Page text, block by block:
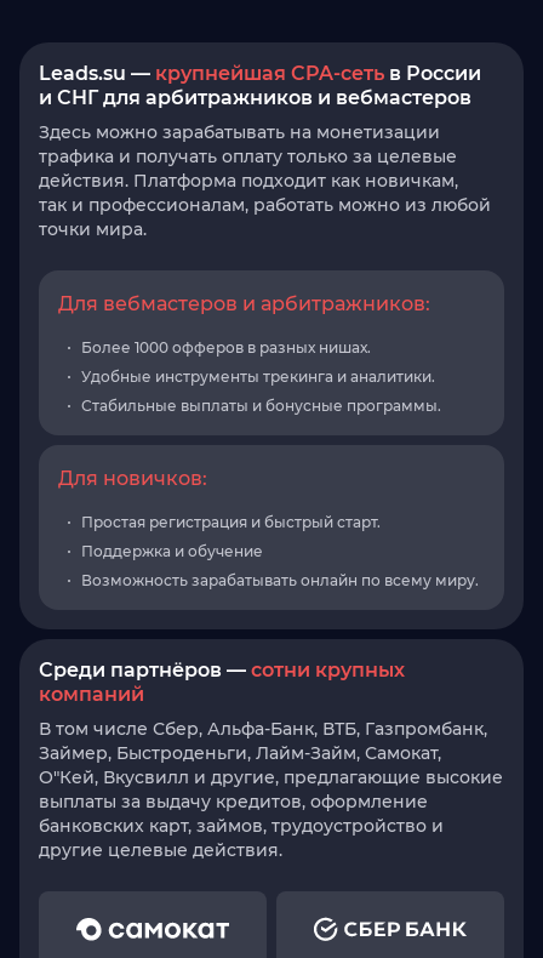
Leads.su — крупнейшая CPA-сеть в России
и СНГ для арбитражников и вебмастеров
Здесь можно зарабатывать на монетизации
трафика и получать оплату только за целевые
действия. Платформа подходит как новичкам,
так и профессионалам, работать можно из любой
точки мира.
Для вебмастеров и арбитражников:
Более 1000 офферов в разных нишах.
Удобные инструменты трекинга и аналитики.
Стабильные выплаты и бонусные программы.
Для новичков:
Простая регистрация и быстрый старт.
Поддержка и обучение
Возможность зарабатывать онлайн по всему миру.
Среди партнёров — сотни крупных
компаний
В том числе Сбер, Альфа-Банк, ВТБ, Газпромбанк,
Займер, Быстроденьги, Лайм-Займ, Самокат,
О"Кей, Вкусвилл и другие, предлагающие высокие
выплаты за выдачу кредитов, оформление
банковских карт, займов, трудоустройство и
другие целевые действия.